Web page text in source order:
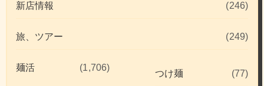
新店情報 (246)
旅、ツアー (249)
麺活 (1,706)
つけ麺 (77)